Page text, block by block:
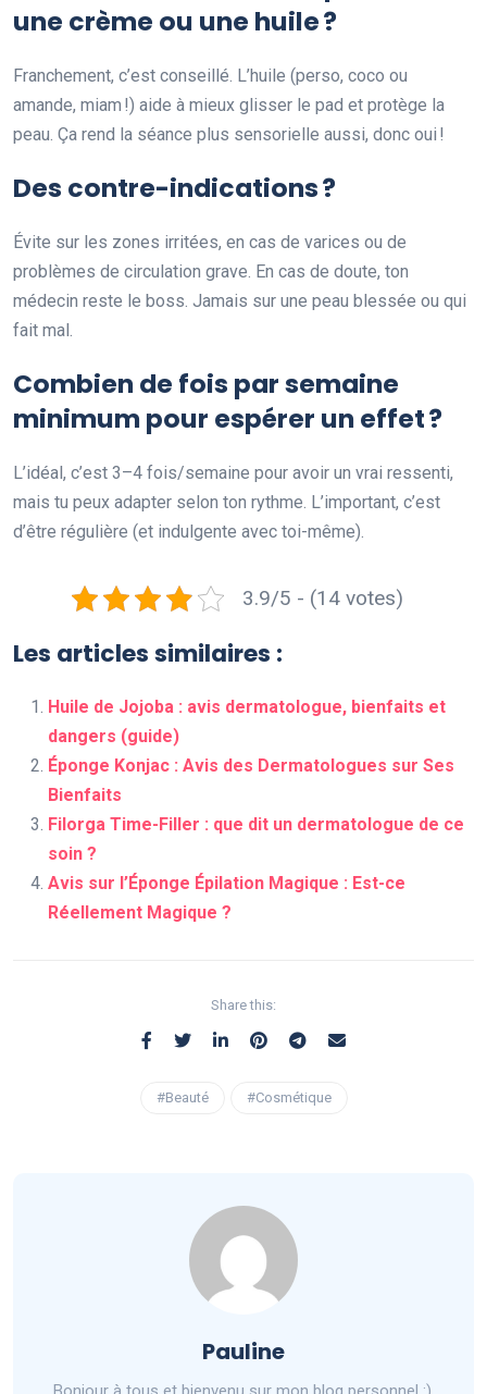
une crème ou une huile ?
Franchement, c’est conseillé. L’huile (perso, coco ou
amande, miam !) aide à mieux glisser le pad et protège la
peau. Ça rend la séance plus sensorielle aussi, donc oui !
Des contre-indications ?
Évite sur les zones irritées, en cas de varices ou de
problèmes de circulation grave. En cas de doute, ton
médecin reste le boss. Jamais sur une peau blessée ou qui
fait mal.
Combien de fois par semaine
minimum pour espérer un effet ?
L’idéal, c’est 3–4 fois/semaine pour avoir un vrai ressenti,
mais tu peux adapter selon ton rythme. L’important, c’est
d’être régulière (et indulgente avec toi-même).
3.9/5 - (14 votes)
Les articles similaires :
Huile de Jojoba : avis dermatologue, bienfaits et
dangers (guide)
Éponge Konjac : Avis des Dermatologues sur Ses
Bienfaits
Filorga Time-Filler : que dit un dermatologue de ce
soin ?
Avis sur l’Éponge Épilation Magique : Est-ce
Réellement Magique ?
Share this:
#Beauté #Cosmétique
Pauline